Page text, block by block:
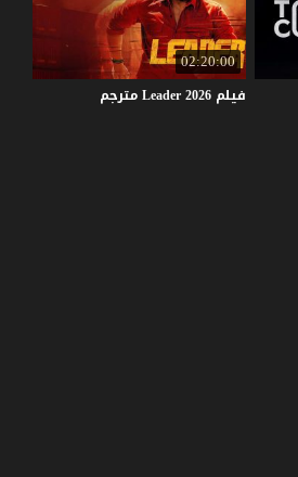
02:20:00
فيلم Leader2026 مترجم